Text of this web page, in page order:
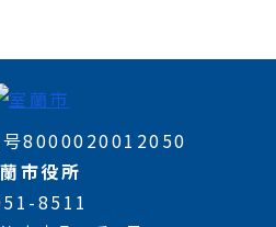
号8000020012050
市役所
8511